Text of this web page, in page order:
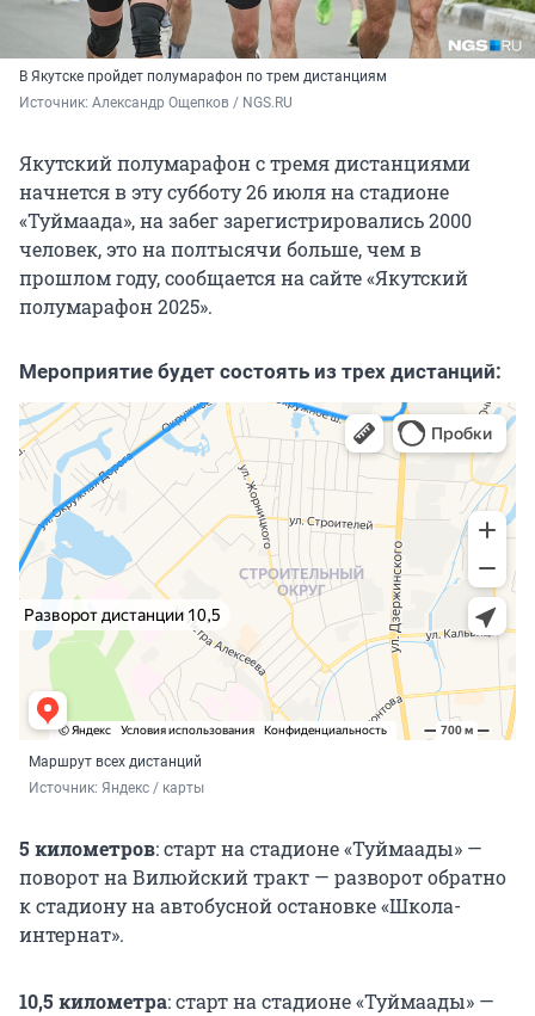
В Якутске пройдет полумарафон по трем дистанциям
Источник: Александр Ощепков / NGS.RU
Якутский полумарафон с тремя дистанциями
начнется в эту субботу 26 июля на стадионе
«Туймаада», на забег зарегистрировались 2000
человек, это на полтысячи больше, чем в
прошлом году, сообщается на сайте «Якутский
полумарафон 2025».
Мероприятие будет состоять из трех дистанций:
Маршрут всех дистанций
Источник: Яндекс / карты
5 километров: старт на стадионе «Туймаады» —
поворот на Вилюйский тракт — разворот обратно
к стадиону на автобусной остановке «Школа-
интернат».
10,5 километра: старт на стадионе «Туймаады» —